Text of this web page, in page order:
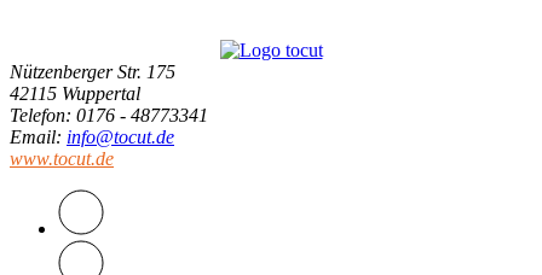
Nützenberger Str. 175
42115 Wuppertal
Telefon: 0176 - 48773341
Email: info@tocut.de
www.tocut.de